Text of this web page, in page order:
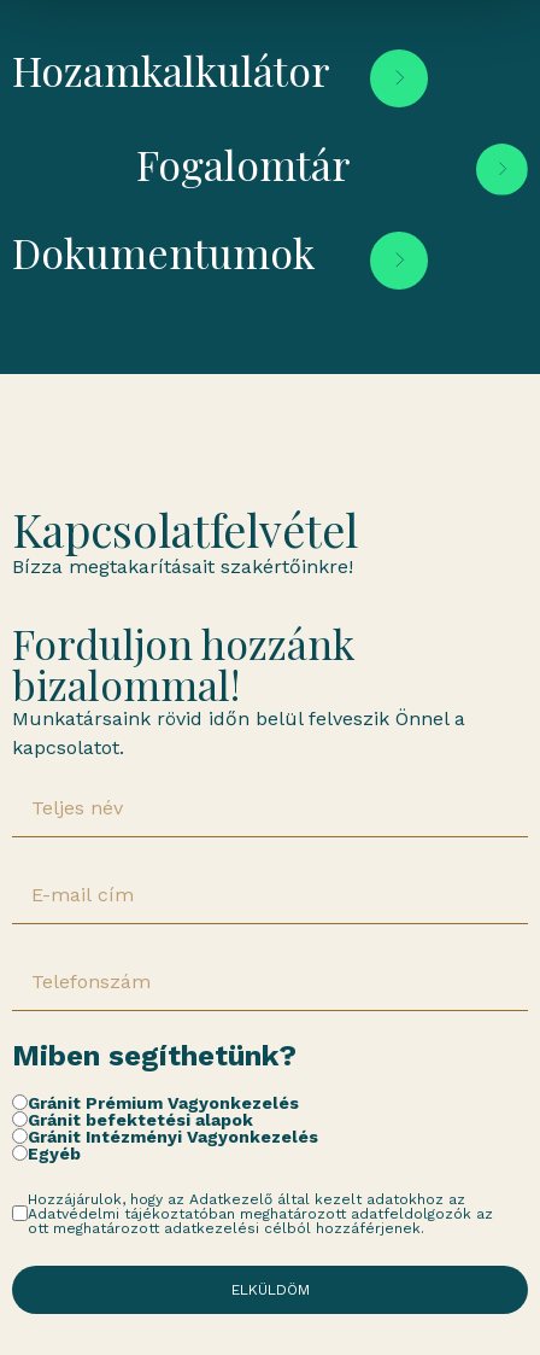
Hozamkalkulátor
Fogalomtár
Dokumentumok
Kapcsolatfelvétel
Bízza megtakarításait szakértőinkre!
Forduljon hozzánk
bizalommal!
Munkatársaink rövid időn belül felveszik Önnel a
kapcsolatot.
Miben segíthetünk?
Gránit Prémium Vagyonkezelés
Gránit befektetési alapok
Gránit Intézményi Vagyonkezelés
Egyéb
Hozzájárulok, hogy az Adatkezelő által kezelt adatokhoz az
Adatvédelmi tájékoztatóban meghatározott adatfeldolgozók az
ott meghatározott adatkezelési célból hozzáférjenek.
ELKÜLDÖM